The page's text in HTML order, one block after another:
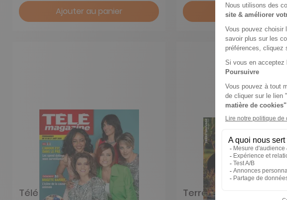
Ajouter au panier Ajouter au panier
Télé Magazine Terre Sauvage